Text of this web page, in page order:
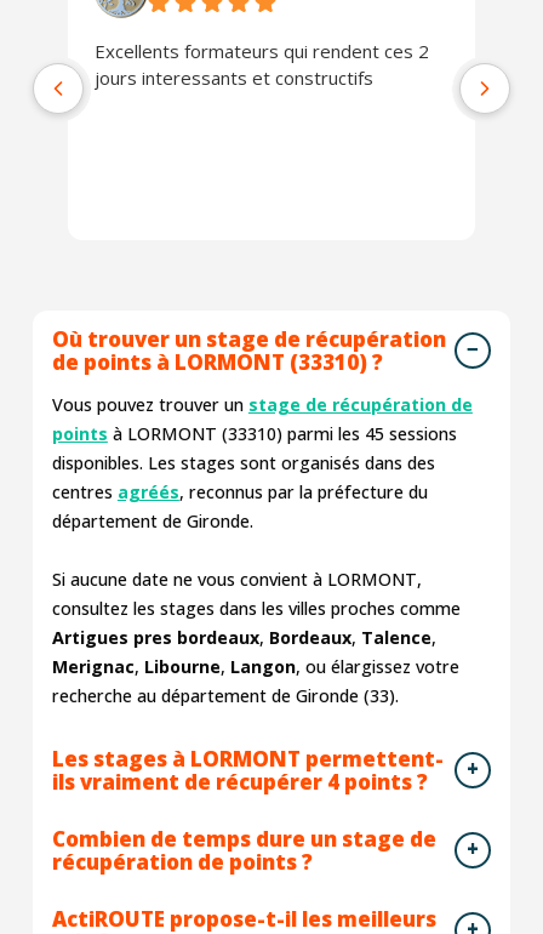
Excellents formateurs qui rendent ces 2
jours interessants et constructifs
Où trouver un stage de récupération
de points à LORMONT (33310) ?
Vous pouvez trouver un stage de récupération de
points à LORMONT (33310) parmi les 45 sessions
disponibles. Les stages sont organisés dans des
centres agréés, reconnus par la préfecture du
département de Gironde.
Si aucune date ne vous convient à LORMONT,
consultez les stages dans les villes proches comme
Artigues pres bordeaux, Bordeaux, Talence,
Merignac, Libourne, Langon, ou élargissez votre
recherche au département de Gironde (33).
Les stages à LORMONT permettent-
ils vraiment de récupérer 4 points ?
Combien de temps dure un stage de
récupération de points ?
ActiROUTE propose-t-il les meilleurs